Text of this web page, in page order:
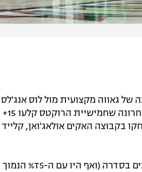
גאווה מקצועית מול לוס אנג'לס
לייקרס. כל החמישייה קלעו 15+ נקודות במשחק. הפעם האחרונה שחמישיית הרוקטס קלעו 15+
פלייאוף היתה בפלייאוף 1997 – כששיחקו בקבוצה האקים אולאג'ואן, קלייד
אחרי שקלעו באחוזים מזעזעים בשלושת המשחקים הראשונים בסדרה (ואף היו עם ה-TS% הנמוך